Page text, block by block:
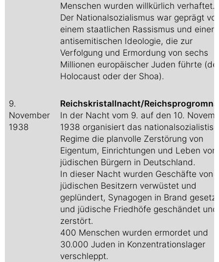
Menschen wurden willkürlich verhaftet.
Der Nationalsozialismus war geprägt
einem staatlichen Rassismus und einer
antisemitischen Ideologie, die zur
Verfolgung und Ermordung von sechs
Millionen europäischer Juden führte
Holocaust oder der Shoa).
9.
November
1938
Reichskristallnacht/
In der Nacht vom 9. auf den 10.
1938 organisiert das
Regime die planvolle Zerstörung von
Eigentum, Einrichtungen und Leben von
jüdischen Bürgern in Deutschland.
In dieser Nacht wurden Geschäfte von
jüdischen Besitzern verwüstet und
geplündert, Synagogen in Brand gesetzt
und jüdische Friedhöfe geschändet und
zerstört.
400 Menschen wurden ermordet und
30.000 Juden in Konzentrationslager
verschleppt.